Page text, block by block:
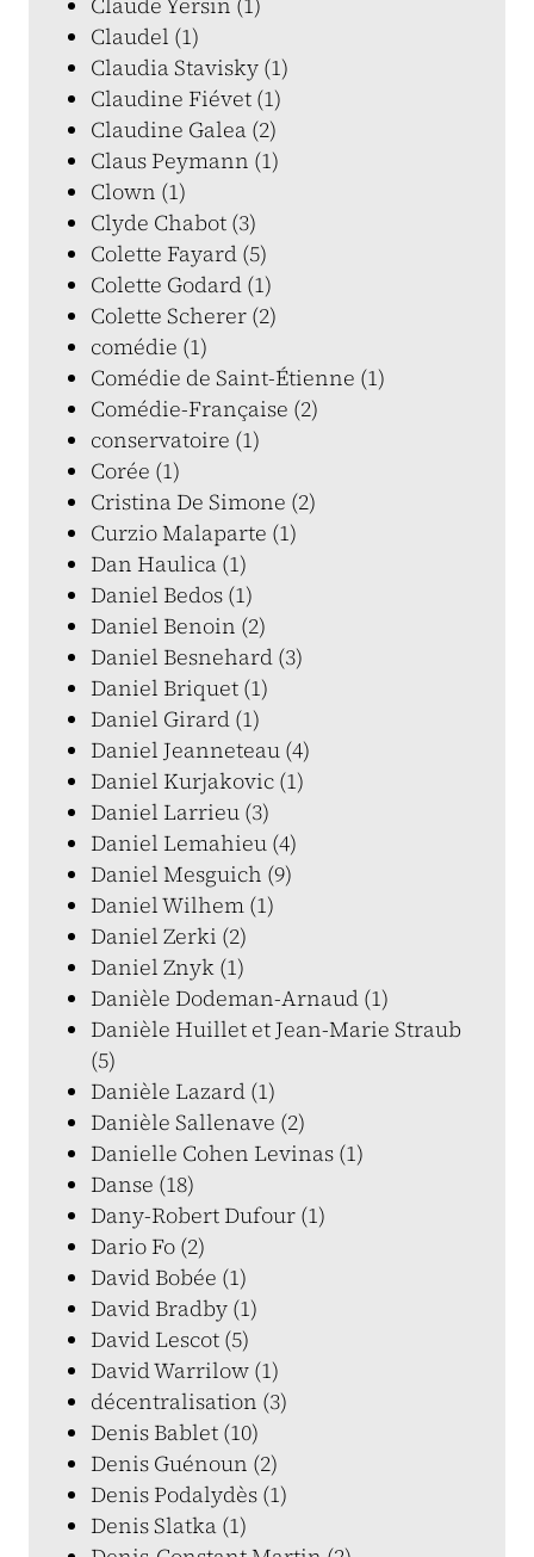
Claudel (1)
Claudia Stavisky (1)
Claudine Fiévet (1)
Claudine Galea (2)
Claus Peymann (1)
Clown (1)
Clyde Chabot (3)
Colette Fayard (5)
Colette Godard (1)
Colette Scherer (2)
comédie (1)
Comédie de Saint-Étienne (1)
Comédie-Française (2)
conservatoire (1)
Corée (1)
Cristina De Simone (2)
Curzio Malaparte (1)
Dan Haulica (1)
Daniel Bedos (1)
Daniel Benoin (2)
Daniel Besnehard (3)
Daniel Briquet (1)
Daniel Girard (1)
Daniel Jeanneteau (4)
Daniel Kurjakovic (1)
Daniel Larrieu (3)
Daniel Lemahieu (4)
Daniel Mesguich (9)
Daniel Wilhem (1)
Daniel Zerki (2)
Daniel Znyk (1)
Danièle Dodeman-Arnaud (1)
Danièle Huillet et Jean-Marie Straub
(5)
Danièle Lazard (1)
Danièle Sallenave (2)
Danielle Cohen Levinas (1)
Danse (18)
Dany-Robert Dufour (1)
Dario Fo (2)
David Bobée (1)
David Bradby (1)
David Lescot (5)
David Warrilow (1)
décentralisation (3)
Denis Bablet (10)
Denis Guénoun (2)
Denis Podalydès (1)
Denis Slatka (1)